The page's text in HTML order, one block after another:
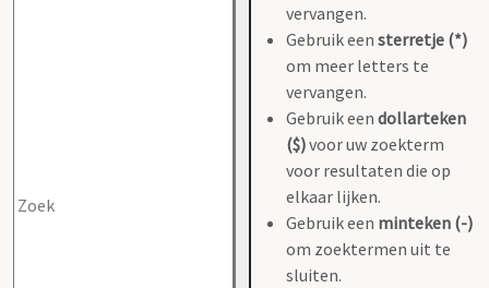
vervangen.
Gebruik een sterretje (*)
om meer letters te
vervangen.
Gebruik een dollarteken
($)voor uw zoekterm
voor resultaten die op
elkaar lijken.
Gebruik een minteken (-)
om zoektermen uit te
sluiten.